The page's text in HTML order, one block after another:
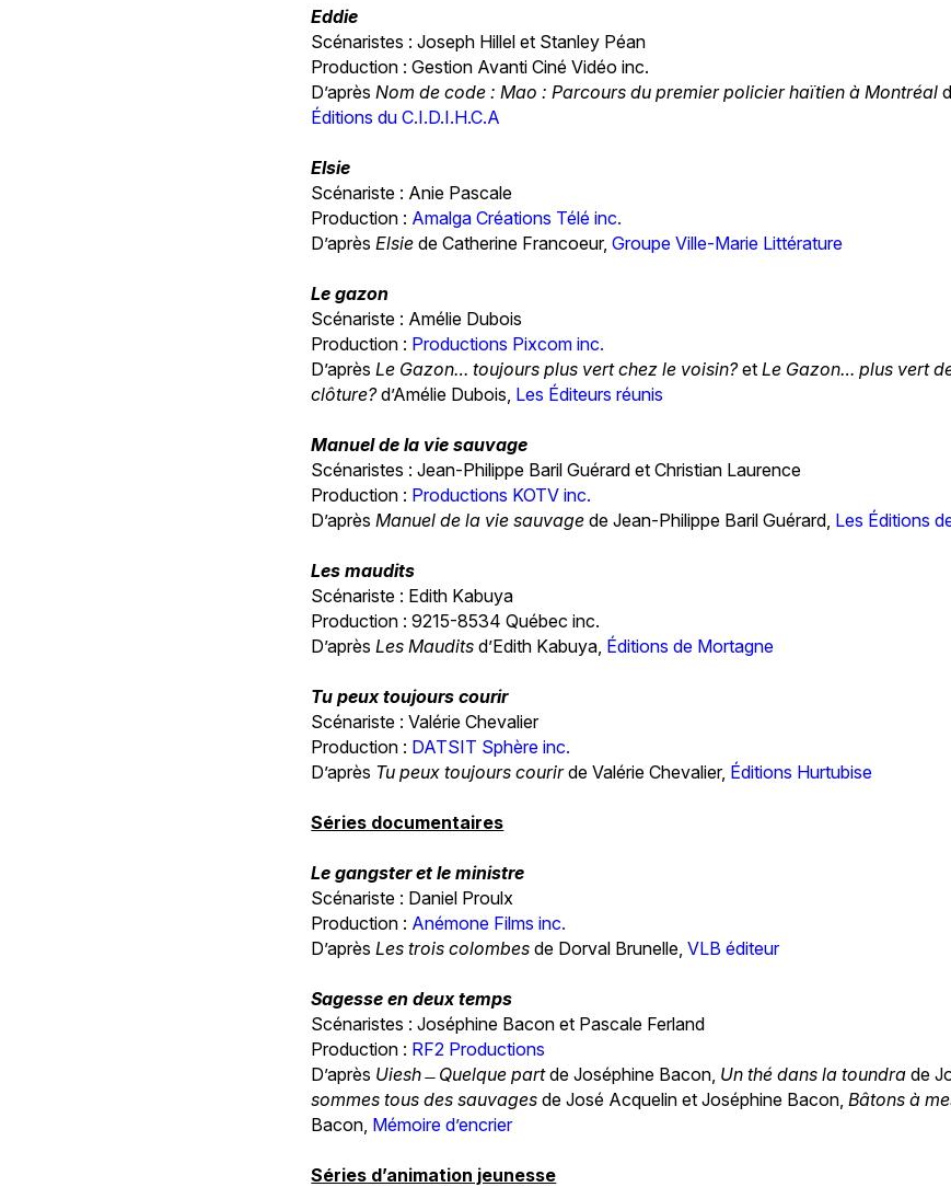
Eddie
Scénaristes : Joseph Hillel et Stanley Péan
Production : Gestion Avanti Ciné Vidéo inc.
D’aprèsNom de code : Mao : Parcours du premier policier haïtien à Montréal
Éditions du C.I.D.I.H.C.A
Elsie
Scénariste : Anie Pascale
Production : Amalga Créations Télé inc.
D’aprèsElsie de Catherine Francoeur,Groupe Ville-Marie Littérature
Le gazon
Scénariste : Amélie Dubois
Production : Productions Pixcom inc.
D’aprèsLe Gazon… toujours plus vert chez le voisin?etLe Gazon… plus vert
clôture?d’Amélie Dubois, Les Éditeurs réunis
Manuel de la vie sauvage
Scénaristes : Jean-Philippe Baril Guérard et Christian Laurence
Production : Productions KOTV inc.
D’aprèsManuel de la vie sauvage de Jean-Philippe Baril Guérard, Les Éditions
Les maudits
Scénariste : Edith Kabuya
Production : 9215-8534 Québec inc.
D’aprèsLes Maudits d’Edith Kabuya, Éditions de Mortagne
Tu peux toujours courir
Scénariste : Valérie Chevalier
Production : DATSIT Sphère inc.
D’après Tu peux toujours courirde Valérie Chevalier, Éditions Hurtubise
Séries documentaires
Le gangster et le ministre
Scénariste : Daniel Proulx
Production : Anémone Films inc.
D’aprèsLes trois colombes de Dorval Brunelle,VLB éditeur
Sagesse en deux temps
Scénaristes : Joséphine Bacon et Pascale Ferland
Production : RF2 Productions
D’après Uiesh ̶ Quelque partde Joséphine Bacon, Un thé dans la toundra de
sommes tous des sauvages de José Acquelin et Joséphine Bacon,Bâtons à
Bacon, Mémoire d’encrier
Séries d’animation jeunesse